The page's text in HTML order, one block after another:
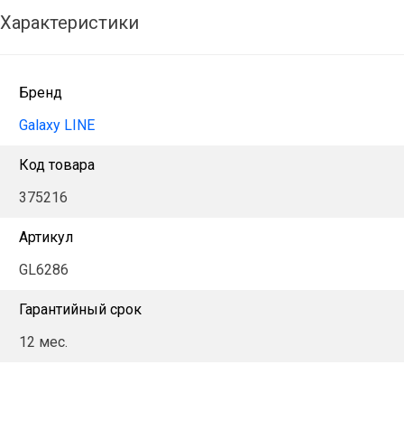
Характеристики
Бренд
Galaxy LINE
Код товара
375216
Артикул
GL6286
Гарантийный срок
12 мес.